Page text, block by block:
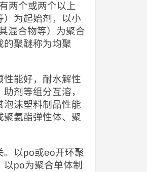
两个或两个以上
）为起始剂，以小
混合物等）为聚合
的聚醚称为均聚
性能好，耐水解性
剂等组分互溶，
泡沫塑料制品性能
聚氨酯弹性体、聚
。以po或eo开环聚
po为聚合单体制